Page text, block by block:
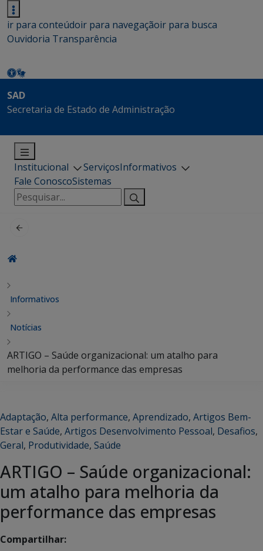
ir para conteúdoir para navegaçãoir para busca
Ouvidoria Transparência
SAD
Secretaria de Estado de Administração
Institucional ServiçosInformativos
Fale ConoscoSistemas
Pesquisar
por:
Informativos
Notícias
ARTIGO – Saúde organizacional: um atalho para
melhoria da performance das empresas
Adaptação, Alta performance, Aprendizado, Artigos Bem-
Estar e Saúde, Artigos Desenvolvimento Pessoal, Desafios,
Geral, Produtividade, Saúde
ARTIGO – Saúde organizacional:
um atalho para melhoria da
performance das empresas
Compartilhar: